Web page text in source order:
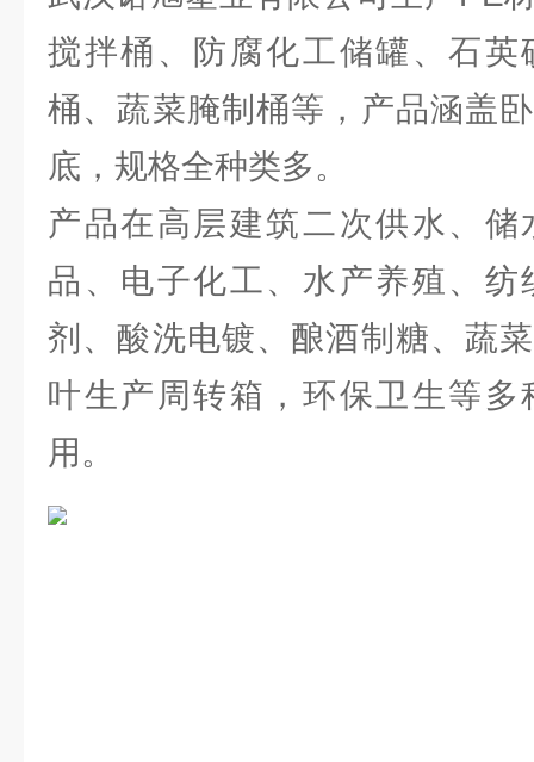
搅拌桶、防腐化工储罐、石英
桶、蔬菜腌制桶等，产品涵盖
底，规格全种类多。
产品在高层建筑二次供水、
品、电子化工、水产养殖、
剂、酸洗电镀、酿酒制糖、蔬
叶生产周转箱，环保卫生等
用。